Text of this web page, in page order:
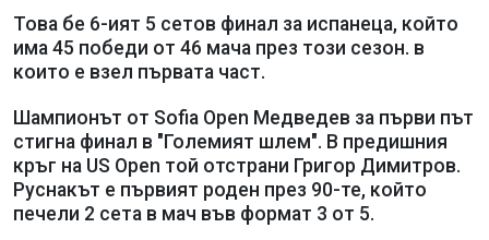
Това бе 6-ият 5 сетов финал за испанеца, който
има 45 победи от 46 мача през този сезон. в
които е взел първата част.
Шампионът от Sofia Open Медведев за първи път
стигна финал в "Големият шлем". В предишния
кръг на US Open той отстрани Григор Димитров.
Руснакът е първият роден през 90-те, който
печели 2 сета в мач във формат 3 от 5.